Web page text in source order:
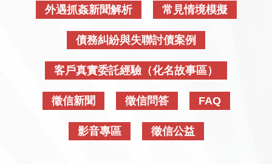
外遇抓姦新聞解析 常見情境模擬
債務糾紛與失聯討債案例
客戶真實委託經驗（化名故事區）
徵信新聞 徵信問答 FAQ
影音專區 徵信公益